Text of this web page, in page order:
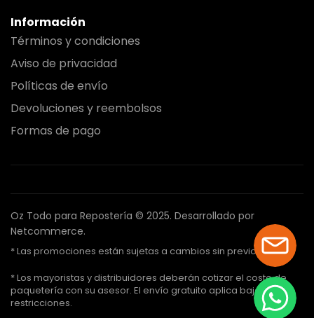
Información
Términos y condiciones
Aviso de privacidad
Políticas de envío
Devoluciones y reembolsos
Formas de pago
Oz Todo para Repostería © 2025. Desarrollado por
Netcommerce.
* Las promociones están sujetas a cambios sin previo aviso.
* Los mayoristas y distribuidores deberán cotizar el costo de
paquetería con su asesor. El envío gratuito aplica bajo ciertas
restricciones.